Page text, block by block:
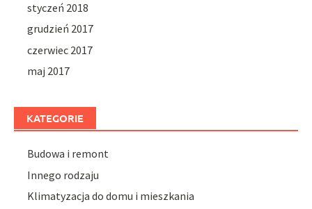
styczeń 2018
grudzień 2017
czerwiec 2017
maj 2017
KATEGORIE
Budowa i remont
Innego rodzaju
Klimatyzacja do domu i mieszkania